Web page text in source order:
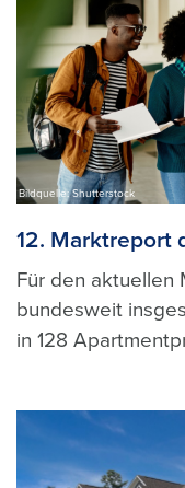
Bildquelle: Shutterstock
12. Marktreport
Für den aktuellen
bundesweit
in 128